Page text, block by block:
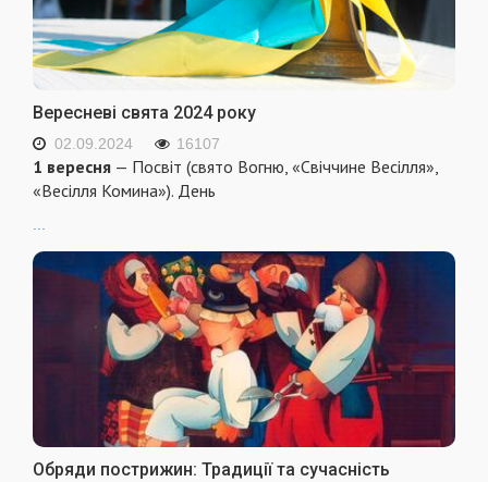
Вересневі свята 2024 року
02.09.2024 16107
1 вересня — Посвіт (свято Вогню, «Свіччине Весілля»,
«Весілля Комина»). День
Обряди пострижин: Традиції та сучасність